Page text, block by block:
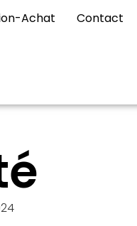
Achat Contact